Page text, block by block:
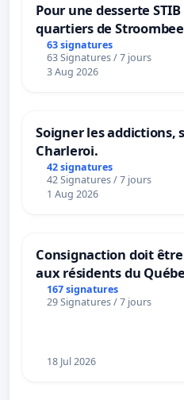
Pour une desserte STIB
quartiers de
Beauval - Voor een MIVB-
bediening van de wijken
Strombeek en Het Voor
63 signatures
63 Signatures / 7 jours
3 Aug 2026
Soigner les addictions,
Charleroi.
42 signatures
42 Signatures / 7 jours
1 Aug 2026
Consignaction doit
aux résidents du
167 signatures
29 Signatures / 7 jours
18 Jul 2026